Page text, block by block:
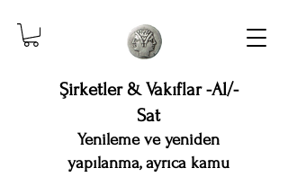
Şirketler & Vakıflar -Al/-
Sat
Yenileme ve yeniden
yapılanma, ayrıca kamu